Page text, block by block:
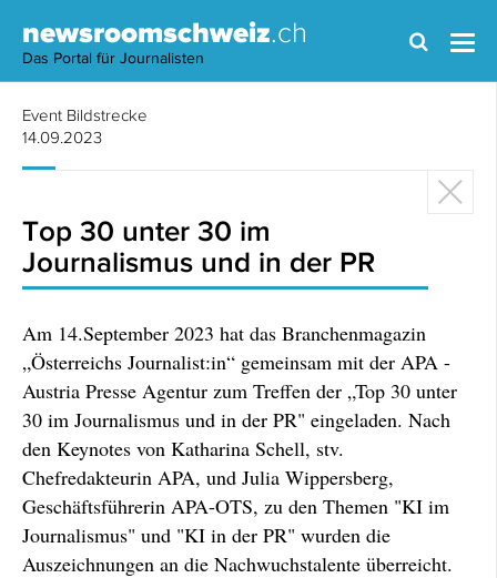
newsroomschweiz.ch
Das Portal für Journalisten
Event Bildstrecke
14.09.2023
Top 30 unter 30 im
Journalismus und in der PR
Am 14.September 2023 hat das Branchenmagazin
„Österreichs Journalist:in“ gemeinsam mit der APA -
Austria Presse Agentur zum Treffen der „Top 30 unter
30 im Journalismus und in der PR" eingeladen. Nach
den Keynotes von Katharina Schell, stv.
Chefredakteurin APA, und Julia Wippersberg,
Geschäftsführerin APA-OTS, zu den Themen "KI im
Journalismus" und "KI in der PR" wurden die
Auszeichnungen an die Nachwuchstalente überreicht.